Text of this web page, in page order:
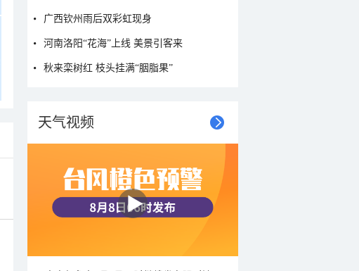
广西钦州雨后双彩虹现身
河南洛阳“花海”上线 美景引客来
秋来栾树红 枝头挂满“胭脂果”
天气视频